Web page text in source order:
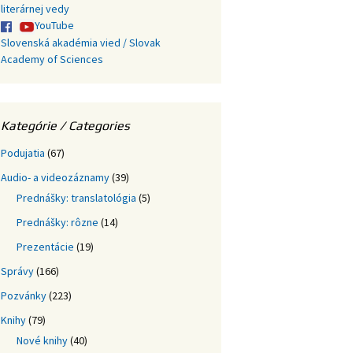
literárnej vedy
YouTube
Slovenská akadémia vied / Slovak
Academy of Sciences
Kategórie / Categories
Podujatia (67)
Audio- a videozáznamy(39)
Prednášky: translatológia (5)
Prednášky: rôzne (14)
Prezentácie (19)
Správy(166)
Pozvánky(223)
Knihy(79)
Nové knihy(40)